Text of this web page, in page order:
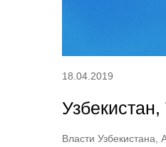
18.04.2019
Власти